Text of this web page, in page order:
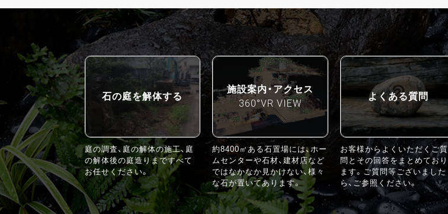
石の庭を解体する
庭の調査、庭の解体の施工、庭
の解体後の庭造りまですべて
お任せください。
施設案内・アクセス
360°VR VIEW
約8400㎡ある石置場には、ホー
ムセンターや石材、建材店など
ではなかなか見かけない、様々
な石が置いてあります。
よくある質問
お客様からよくいただくご質
問とその回答をまとめており
ます。ご質問等ございました
ら、ご参照ください。